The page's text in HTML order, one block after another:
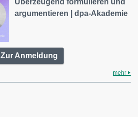
Überzeugend formulieren und
argumentieren | dpa-Akademie
Zur Anmeldung
mehr